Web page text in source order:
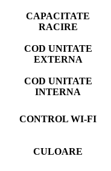
CAPACITATE
RACIRE
COD UNITATE
EXTERNA
COD UNITATE
INTERNA
CONTROL WI-FI
CULOARE